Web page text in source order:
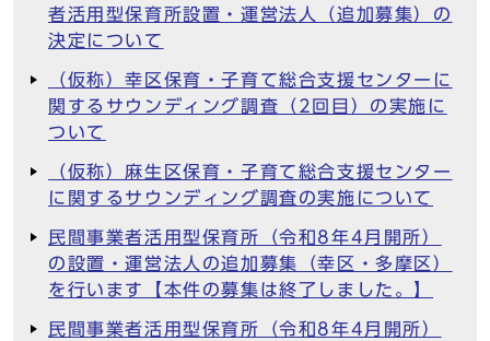
者活用型保育所設置・運営法人（追加募集）の
決定について
（仮称）幸区保育・子育て総合支援センターに
関するサウンディング調査（2回目）の実施に
ついて
（仮称）麻生区保育・子育て総合支援センター
に関するサウンディング調査の実施について
民間事業者活用型保育所（令和8年4月開所）
の設置・運営法人の追加募集（幸区・多摩区）
を行います【本件の募集は終了しました。】
民間事業者活用型保育所（令和8年4月開所）